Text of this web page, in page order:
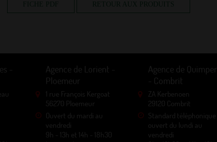
FICHE PDF RETOUR AUX PRODUITS
-
Agence de Lorient -
Ploemeur
1 rue François Kergoat
56270 Ploemeur
Ouvert du mardi au
vendredi
9h - 13h et 14h - 18h30
Agence de Quimper
- Combrit
ZA Kerbenoen
29120 Combrit
Standard téléphonique
ouvert du lundi au
vendredi